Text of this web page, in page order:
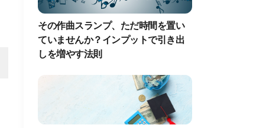
その作曲スランプ、ただ時間を置い
ていませんか？インプットで引き出
しを増やす法則